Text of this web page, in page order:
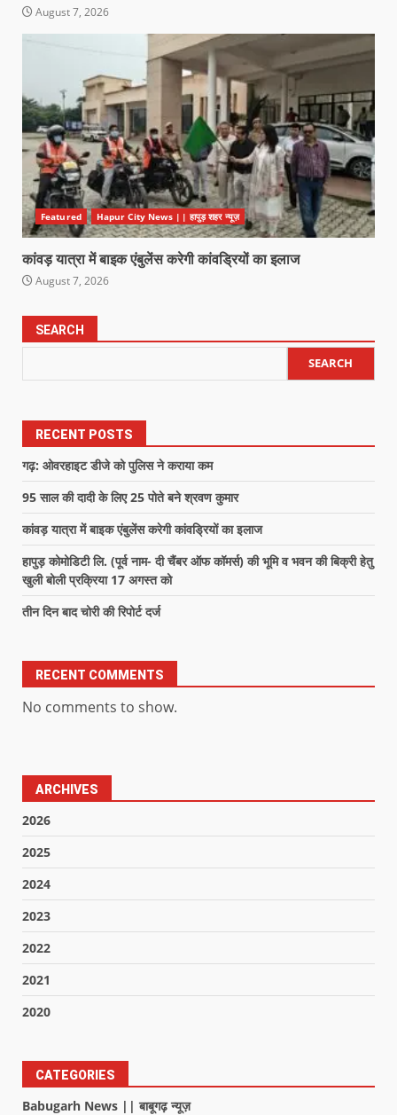
August 7, 2026
Featured Hapur City News || हापुड़ शहर न्यूज़
कांवड़ यात्रा में बाइक एंबुलेंस करेगी कांवड्रियों का इलाज
August 7, 2026
SEARCH
SEARCH
RECENT POSTS
गढ़: ओवरहाइट डीजे को पुलिस ने कराया कम
95 साल की दादी के लिए 25 पोते बने श्रवण कुमार
कांवड़ यात्रा में बाइक एंबुलेंस करेगी कांवड्रियों का इलाज
हापुड़ कोमोडिटी लि. (पूर्व नाम- दी चैंबर ऑफ कॉमर्स) की भूमि व भवन की बिक्री हेतु
खुली बोली प्रक्रिया 17 अगस्त को
तीन दिन बाद चोरी की रिपोर्ट दर्ज
RECENT COMMENTS
No comments to show.
ARCHIVES
2026
2025
2024
2023
2022
2021
2020
CATEGORIES
Babugarh News || बाबूगढ़ न्यूज़